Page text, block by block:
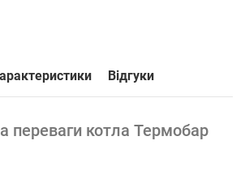
Відгуки
переваги котла Термобар